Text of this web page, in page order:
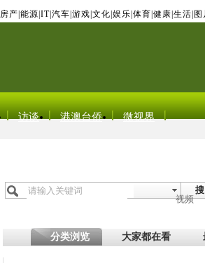
房产 能源 IT| 汽车 游戏 文化 娱乐 体育 健康 生活 图
访谈 港澳台侨 微视界
视频
分类浏览 大家都在看